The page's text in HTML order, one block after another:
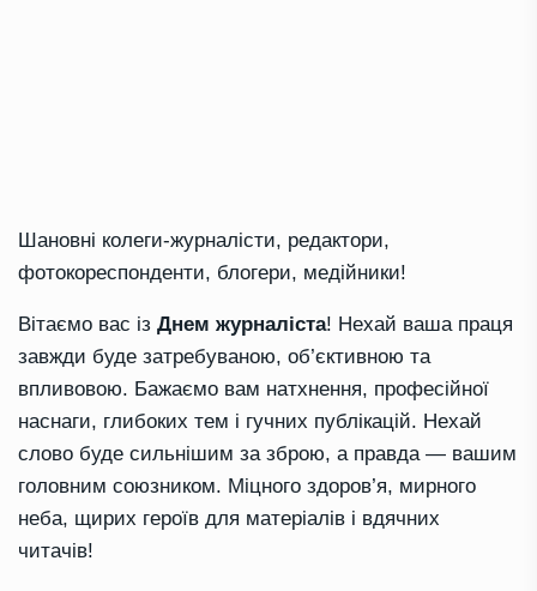
Шановні колеги-журналісти, редактори,
фотокореспонденти, блогери, медійники!
Вітаємо вас із Днем журналіста! Нехай ваша праця
завжди буде затребуваною, об’єктивною та
впливовою. Бажаємо вам натхнення, професійної
наснаги, глибоких тем і гучних публікацій. Нехай
слово буде сильнішим за зброю, а правда — вашим
головним союзником. Міцного здоров’я, мирного
неба, щирих героїв для матеріалів і вдячних
читачів!